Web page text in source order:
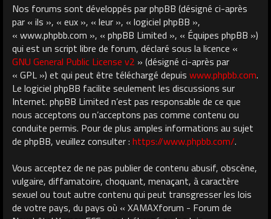
Nos forums sont développés par phpBB (désigné ci-après
par « ils », « eux », « leur », « logiciel phpBB »,
« www.phpbb.com », « phpBB Limited », « Équipes phpBB »)
qui est un script libre de forum, déclaré sous la licence «
GNU General Public License v2 » (désigné ci-après par
« GPL ») et qui peut être téléchargé depuis www.phpbb.com.
Le logiciel phpBB facilite seulement les discussions sur
Internet. phpBB Limited n’est pas responsable de ce que
nous acceptons ou n’acceptons pas comme contenu ou
conduite permis. Pour de plus amples informations au sujet
de phpBB, veuillez consulter : https://www.phpbb.com/.
Vous acceptez de ne pas publier de contenu abusif, obscène,
vulgaire, diffamatoire, choquant, menaçant, à caractère
sexuel ou tout autre contenu qui peut transgresser les lois
de votre pays, du pays où « XAMAXforum - Forum de